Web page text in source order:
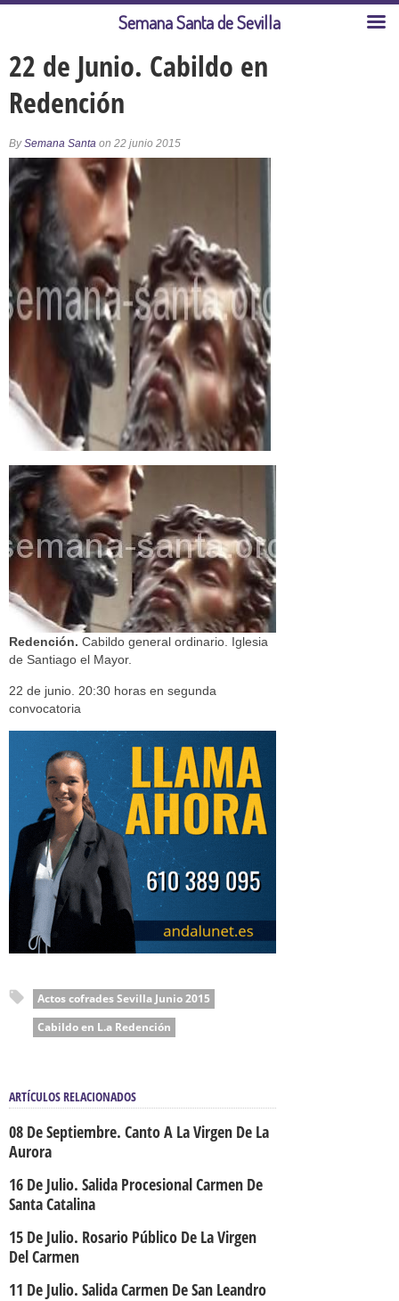
22 de Junio. Cabildo en
Redención
BySemana Santa on 22 junio 2015
Redención. Cabildo general ordinario. Iglesia
de Santiago el Mayor.
22 de junio. 20:30 horas en segunda
convocatoria
Actos cofrades Sevilla Junio 2015
Cabildo en L.a Redención
ARTÍCULOS RELACIONADOS
08 De Septiembre. Canto A La Virgen De La
Aurora
16 De Julio. Salida Procesional Carmen De
Santa Catalina
15 De Julio. Rosario Público De La Virgen
Del Carmen
11 De Julio. Salida Carmen De San Leandro
Semana Santa de Sevilla